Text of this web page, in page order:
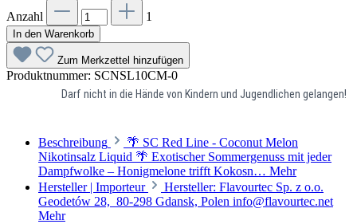
Anzahl
1
In den Warenkorb
Zum Merkzettel hinzufügen
Produktnummer: SCNSL10CM-0
Darf nicht in die Hände von Kindern und Jugendlichen gelangen!
Beschreibung
🌴 SC Red Line - Coconut Melon
Nikotinsalz Liquid 🌴 Exotischer Sommergenuss mit jeder
Dampfwolke – Honigmelone trifft Kokosn… Mehr
Hersteller | Importeur
Hersteller: Flavourtec Sp. z o.o.
Geodetów 28, 80-298 Gdansk, Polen info@flavourtec.net
Mehr